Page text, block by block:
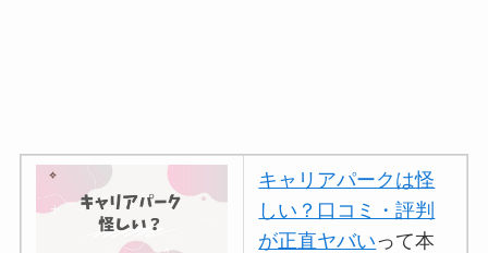
キャリアパークは怪
しい？口コミ・評判
が正直ヤバいって本